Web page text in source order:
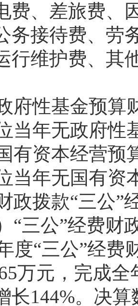
费、差旅费、
务接待费、劳
行维护费、其
府性基金预算
当年无政府性
有资本经营预
当年无国有资
政拨款“三公”
“三公”经费
度“三公”经费
万元，完成全
长144%。决